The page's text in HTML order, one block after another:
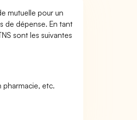
mutuelle pour un
de dépense. En tant
sont les suivantes
pharmacie, etc.